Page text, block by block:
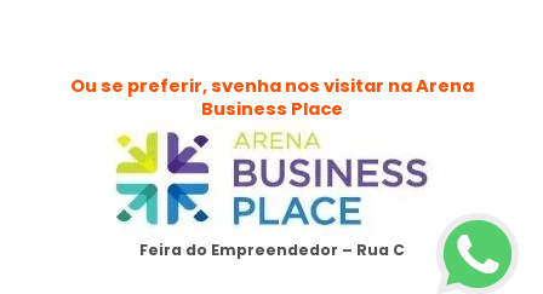
Ou se preferir, svenha nos visitar na Arena
Business Place
Feira do Empreendedor – Rua C